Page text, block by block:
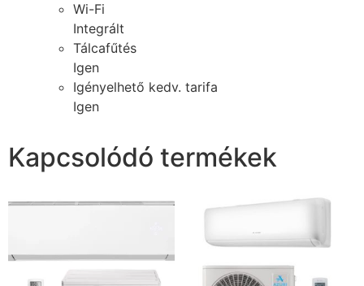
Wi-Fi
Integrált
Tálcafűtés
Igen
Igényelhető kedv. tarifa
Igen
Kapcsolódó termékek